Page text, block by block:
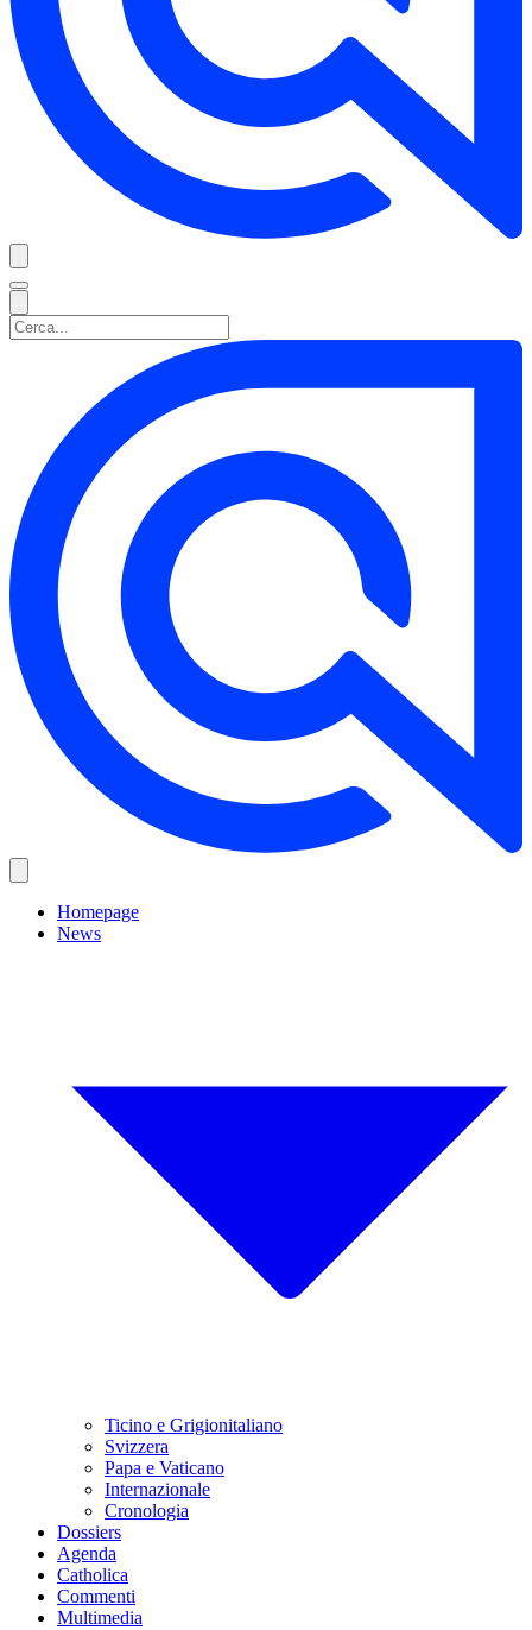
Homepage
News
Ticino e Grigionitaliano
Svizzera
Papa e Vaticano
Internazionale
Cronologia
Dossiers
Agenda
Catholica
Commenti
Multimedia